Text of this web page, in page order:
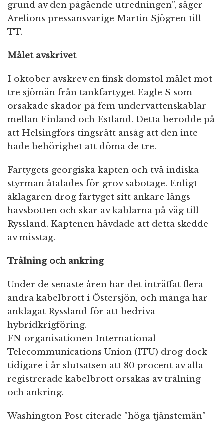
grund av den pågående utredningen”, säger
Arelions pressansvarige Martin Sjögren till
TT.
Målet avskrivet
I oktober avskrev en finsk domstol målet mot
tre sjömän från tankfartyget Eagle S som
orsakade skador på fem undervattenskablar
mellan Finland och Estland. Detta berodde på
att Helsingfors tingsrätt ansåg att den inte
hade behörighet att döma de tre.
Fartygets georgiska kapten och två indiska
styrman åtalades för grov sabotage. Enligt
åklagaren drog fartyget sitt ankare längs
havsbotten och skar av kablarna på väg till
Ryssland. Kaptenen hävdade att detta skedde
av misstag.
Trålning och ankring
Under de senaste åren har det inträffat flera
andra kabelbrott i Östersjön, och många har
anklagat Ryssland för att bedriva
hybridkrigföring.
FN-organisationen International
Telecommunications Union (ITU) drog dock
tidigare i år slutsatsen att 80 procent av alla
registrerade kabelbrott orsakas av trålning
och ankring.
Washington Post citerade ”höga tjänstemän”